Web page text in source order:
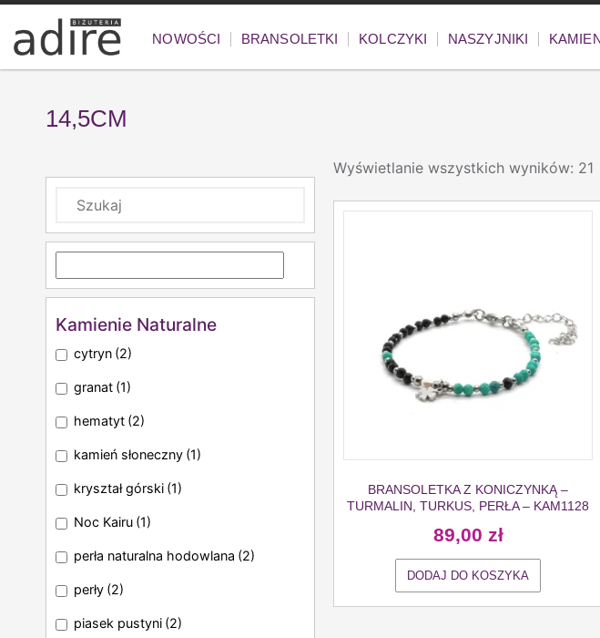
NOWOŚCI BRANSOLETKI KOLCZYKI NASZYJNIKI
14,5CM
Kamienie Naturalne
cytryn (2)
granat (1)
hematyt (2)
kamień słoneczny (1)
kryształ górski (1)
Noc Kairu (1)
perła naturalna hodowlana (2)
perły (2)
piasek pustyni (2)
Wyświetlanie wszystkich wyników: 21
BRANSOLETKA Z KONICZYNKĄ –
TURMALIN, TURKUS, PERŁA – KAM1128
89,00 zł
DODAJ DO KOSZYKA